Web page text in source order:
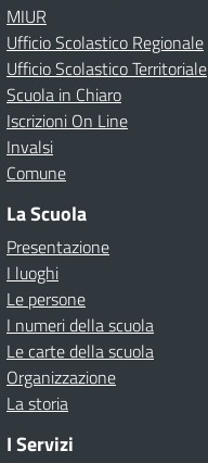
MIUR
Ufficio Scolastico Regionale
Ufficio Scolastico Territoriale
Scuola in Chiaro
Iscrizioni On Line
Invalsi
Comune
La Scuola
Presentazione
I luoghi
Le persone
I numeri della scuola
Le carte della scuola
Organizzazione
La storia
I Servizi